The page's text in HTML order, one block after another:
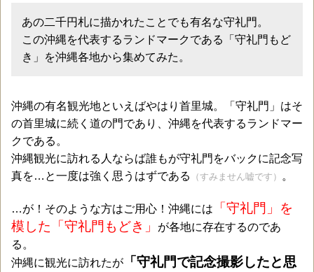
あの二千円札に描かれたことでも有名な守礼門。
この沖縄を代表するランドマークである「守礼門もど
き」を沖縄各地から集めてみた。
沖縄の有名観光地といえばやはり首里城。「守礼門」はそ
の首里城に続く道の門であり、沖縄を代表するランドマー
クである。
沖縄観光に訪れる人ならば誰もが守礼門をバックに記念写
真を…と一度は強く思うはずである
（すみません嘘です） 。
…が！そのような方はご用心！沖縄には
「守礼門」を
模した「守礼門もどき」
が各地に存在するのであ
る。
沖縄に観光に訪れたが
「守礼門で記念撮影したと思